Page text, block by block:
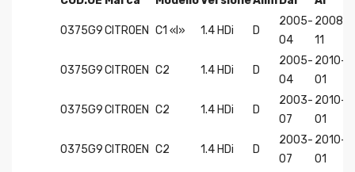
0375G9CITROEN C1 «I» 1.4 HDi D
2005-
04
2008-
11
0375G9CITROEN C2 1.4 HDi D
2005-
04
2010-
01
0375G9CITROEN C2 1.4 HDi D
2003-
07
2010-
01
0375G9CITROEN C2 1.4 HDi D
2003-
07
2010-
01